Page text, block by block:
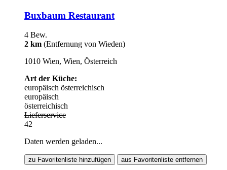
Buxbaum Restaurant
4 Bew.
2 km (Entfernung von Wieden)
1010 Wien, Wien, Österreich
Art der Küche:
europäisch österreichisch
europäisch
österreichisch
Lieferservice
42
Daten werden geladen...
zu Favoritenliste hinzufügen aus Favoritenliste entfernen